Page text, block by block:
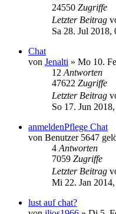
24550 Zugriffe
Letzter Beitrag
Sa 28. Jul 2018,
Chat
von Jenalti » Mo 10.
12 Antworten
47622 Zugriffe
Letzter Beitrag
So 17. Jun
anmeldenPflege Chat
von Benutzer 5647
4 Antworten
7059 Zugriffe
Letzter Beitrag
Mi 22. Jan
lust auf chat?